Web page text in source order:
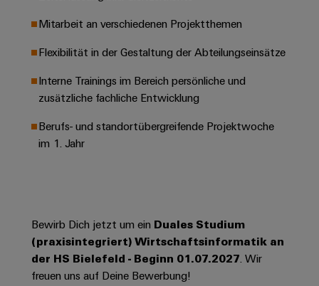
Moderne
digitale
Lösungen
klimafreundliche
Mobilitat
im
Verbindungslösungen
für
die
maritime
Industrie
&
Leiterplattenklemmen
PCB
Connector
Original
Remote
&
Cloud-
Services
Industrial
Werkstatt
&
Karriere auf
Unser
Center in
Mitarbeit an verschiedenen Projektthemen
Flexibilität in der Gestaltung der Abteilungseinsätze
Interne Trainings im Bereich persönliche und
zusätzliche fachliche Entwicklung
Berufs- und standortübergreifende Projektwoche
im 1. Jahr
Bewirb Dich jetzt um ein Duales Studium
(praxisintegriert) Wirtschaftsinformatik an
der HS Bielefeld - Beginn 01.07.2027. Wir
freuen uns auf Deine Bewerbung!